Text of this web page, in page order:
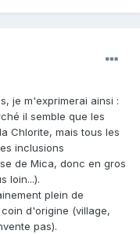
je m'exprimerai ainsi :
il semble que les
Chlorite, mais tous les
inclusions
de Mica, donc en gros
loin...).
plein de
d'origine (village,
pas).